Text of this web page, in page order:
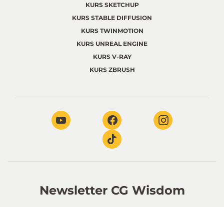
KURS SKETCHUP
KURS STABLE DIFFUSION
KURS TWINMOTION
KURS UNREAL ENGINE
KURS V-RAY
KURS ZBRUSH
Newsletter CG Wisdom